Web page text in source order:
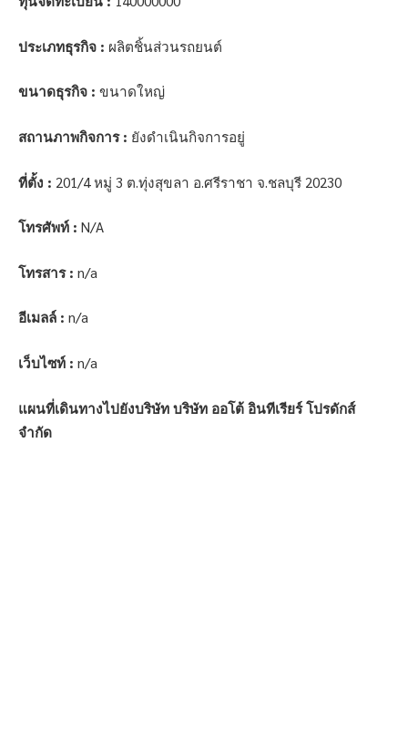
ประเภทธุรกิจ : ผลิตชิ้นส่วนรถยนต์
ขนาดธุรกิจ : ขนาดใหญ่
สถานภาพกิจการ : ยังดำเนินกิจการอยู่
ที่ตั้ง : 201/4 หมู่ 3 ต.ทุ่งสุขลา อ.ศรีราชา จ.ชลบุรี 20230
โทรศัพท์ : N/A
โทรสาร : n/a
อีเมลล์ : n/a
เว็บไซท์ : n/a
แผนที่เดินทางไปยังบริษัท บริษัท ออโต้ อินทีเรียร์ โปรดักส์
จำกัด